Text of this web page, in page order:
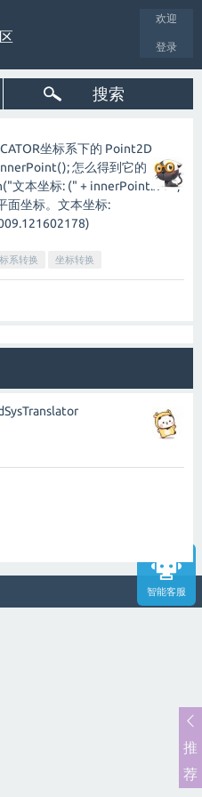
智能客服
欢迎
登录
搜索
坐标系下的 Point2D
怎么得到它的
文本坐标: (" + innerPoint.x + ",
面坐标。文本坐标:
系转换 坐标转换